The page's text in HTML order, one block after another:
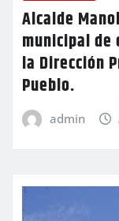
Alcalde
municipal
la Dirección
Pueblo.
admin